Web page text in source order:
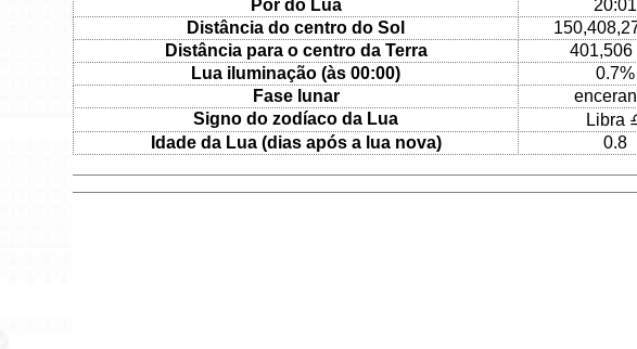
Pôr do Lua
20:01
Distância do centro do Sol
Distância para o centro da Terra
401,506
Lua iluminação (às 00:00)
0.7%
Fase lunar
Signo do zodíaco da Lua
Libra
Idade da Lua (dias após a lua nova)
0.8